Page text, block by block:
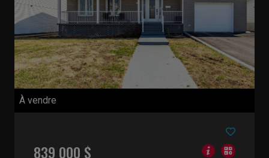
À vendre
839 000 $